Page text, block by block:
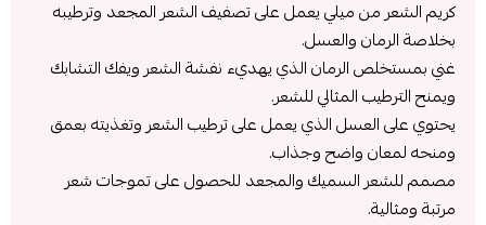
كريم الشعر من ميلي يعمل على تصفيف الشعر المجعد وترطيبه
بخلاصة الرمان والعسل.
غني بمستخلص الرمان الذي يهديء نفشة الشعر ويفك التشابك
ويمنح الترطيب المثالي للشعر.
يحتوي على العسل الذي يعمل على ترطيب الشعر وتغذيته بعمق
ومنحه لمعان واضح وجذاب.
مصمم للشعر السميك والمجعد للحصول على تموجات شعر
مرتبة ومثالية.